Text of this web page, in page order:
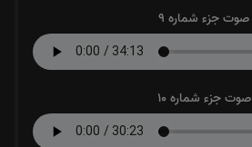
صوت جزء شماره 9
صوت جزء شماره 10